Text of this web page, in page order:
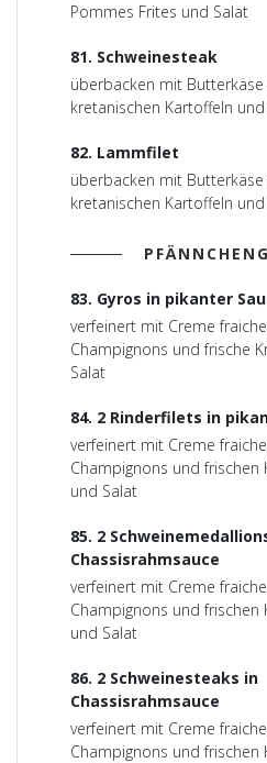
Pommes Frites und Salat
81. Schweinesteak
überbacken mit Butterkäse
kretanischen Kartoffeln
82. Lammfilet
überbacken mit Butterkäse
kretanischen Kartoffeln
83. Gyros in pikanter
verfeinert mit Creme
Champignons und frische
Salat
84. 2 Rinderfilets in
verfeinert mit Creme
Champignons und frischen
und Salat
85. 2
Chassisrahmsauce
verfeinert mit Creme
Champignons und frischen
und Salat
86. 2 Schweinesteaks in
Chassisrahmsauce
verfeinert mit Creme
Champignons und frischen